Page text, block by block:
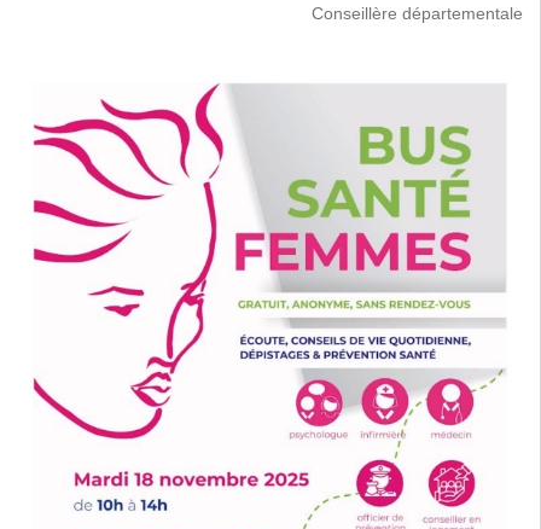
Conseillère départementale